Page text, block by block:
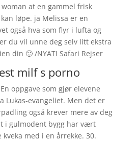
at en gammel frisk
løpe. ja Melissa er en
også hva som flyr i lufta og
du vil unne deg selv litt ekstra
din 🙂 /NYATI Safari Rejser
milf s porno
En oppgave som gjør elevene
Lukas-evangeliet. Men det er
også krever mere av deg
i gulmodent bygg har vært
med i en årrekke. 30.